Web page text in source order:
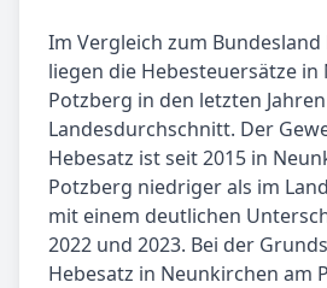
Im Vergleich zum Bundesland
liegen die Hebesteuersätze
Potzberg in den letzten
Landesdurchschnitt. Der
Hebesatz ist seit 2015 in
Potzberg niedriger als im
mit einem deutlichen
2022 und 2023. Bei der
Hebesatz in Neunkirchen am